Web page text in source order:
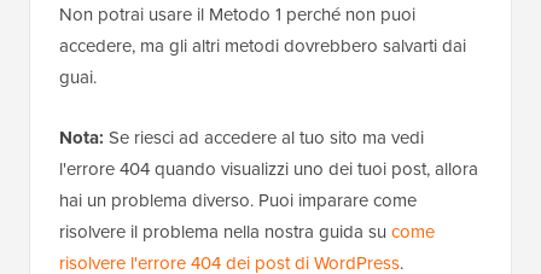
Non potrai usare il Metodo 1 perché non puoi
accedere, ma gli altri metodi dovrebbero salvarti dai
guai.
Nota: Se riesci ad accedere al tuo sito ma vedi
l'errore 404 quando visualizzi uno dei tuoi post, allora
hai un problema diverso. Puoi imparare come
risolvere il problema nella nostra guida su come
risolvere l'errore 404 dei post di WordPress.